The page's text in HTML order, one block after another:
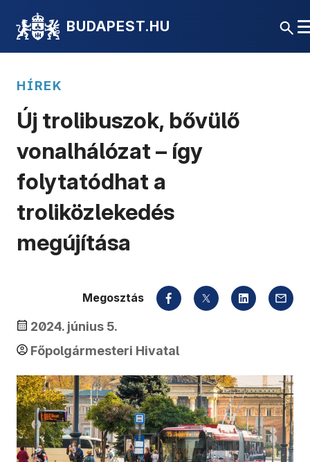
BUDAPEST.HU
HÍREK
Új trolibuszok, bővülő
vonalhálózat – így
folytatódhat a
troliközlekedés
megújítása
2024. június 5.
Főpolgármesteri Hivatal
Megosztás